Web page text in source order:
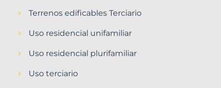
Terrenos edificables Terciario
Uso residencial unifamiliar
Uso residencial plurifamiliar
Uso terciario